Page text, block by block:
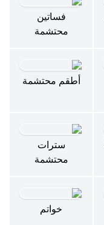
فساتين
محتشمة
أطقم محتشمة
سترات
محتشمة
خواتم